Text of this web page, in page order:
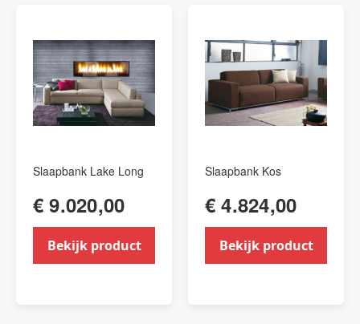
Slaapbank Lake Long
€ 9.020,00
Bekijk product
Slaapbank Kos
€ 4.824,00
Bekijk product